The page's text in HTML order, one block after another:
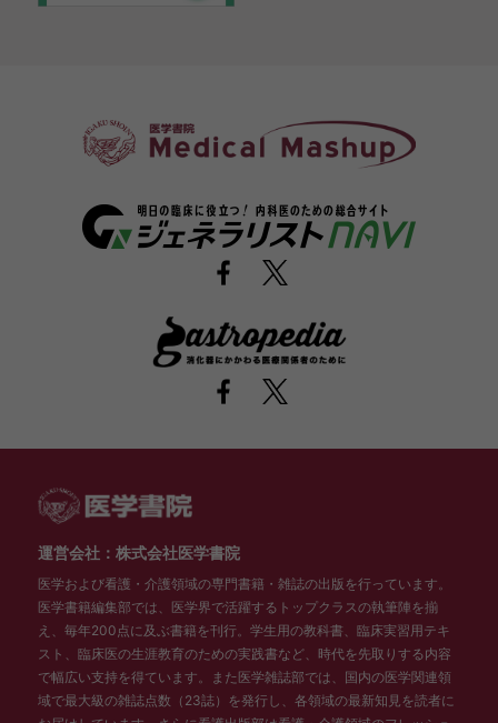
運営会社：株式会社医学書院
医学および看護・介護領域の専門書籍・雑誌の出版を行っています。
医学書籍編集部では、医学界で活躍するトップクラスの執筆陣を揃
え、毎年200点に及ぶ書籍を刊行。学生用の教科書、臨床実習用テキ
スト、臨床医の生涯教育のための実践書など、時代を先取りする内容
で幅広い支持を得ています。また医学雑誌部では、国内の医学関連領
域で最大級の雑誌点数（23誌）を発行し、各領域の最新知見を読者に